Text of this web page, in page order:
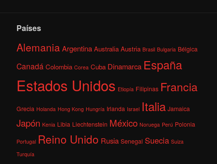
Países
AlemaniaArgentina Australia Austria Brasil Bulgaria Bélgica
Canadá Colombia Corea Cuba Dinamarca España
Estados Unidos Etiopía Filipinas Francia
Grecia Holanda Hong Kong Hungría Irlanda Israel Italia Jamaica
Japón Kenia Libia Liechtenstein México Noruega Perú Polonia
Portugal Reino Unido Rusia Senegal Suecia Suiza
Turquía